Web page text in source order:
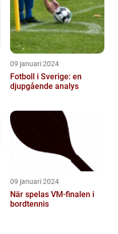
09 januari 2024
Fotboll i Sverige: en
djupgående analys
09 januari 2024
När spelas VM-finalen i
bordtennis